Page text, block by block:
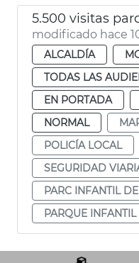
modificado hace
ALCALDÍA
TODAS LAS
EN PORTADA
NORMAL
POLICÍA LOCAL
SEGURIDAD
PARC INFANTIL
PARQUE